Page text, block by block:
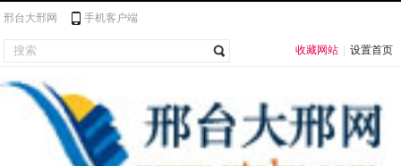
邢台大邢网 手机客户端
收藏网站 设置首页